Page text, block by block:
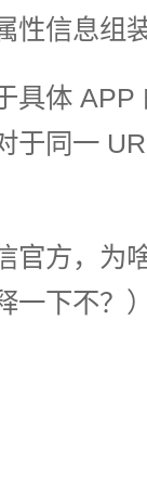
性信息组
具体
于同一
官方，为
一下不？）